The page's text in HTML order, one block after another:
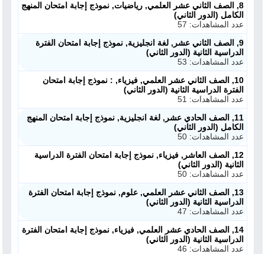
8, الصف الثاني عشر العلمي, رياضيات, نموذج إجابة امتحان المنهج
الكامل (الدور الثاني)
عدد المشاهدات: 57
9, الصف الثاني عشر, لغة انجليزية, نموذج إجابة امتحان الفترة
الدراسية الثانية (الدور الثاني)
عدد المشاهدات: 53
10, الصف الثاني عشر العلمي, فيزياء, : نموذج إجابة امتحان
الفترة الدراسية الثانية (الدور الثاني)
عدد المشاهدات: 51
11, الصف الحادي عشر, لغة انجليزية, نموذج إجابة امتحان المنهج
الكامل (الدور الثاني)
عدد المشاهدات: 50
12, الصف العاشر, فيزياء, نموذج إجابة امتحان الفترة الدراسية
الثانية (الدور الثاني)
عدد المشاهدات: 50
13, الصف الثاني عشر العلمي, علوم, نموذج إجابة امتحان الفترة
الدراسية الثانية (الدور الثاني)
عدد المشاهدات: 47
14, الصف الحادي عشر العلمي, فيزياء, نموذج إجابة امتحان الفترة
الدراسية الثانية (الدور الثاني)
عدد المشاهدات: 46